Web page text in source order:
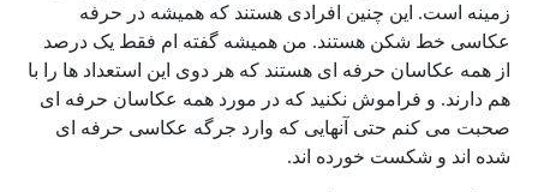
زمینه است. این چنین افرادی هستند که همیشه در حرفه
عکاسی خط شکن هستند. من همیشه گفته ام فقط یک درصد
از همه عکاسان حرفه ای هستند که هر دوی این استعداد ها را با
هم دارند. و فراموش نکنید که در مورد همه عکاسان حرفه ای
صحبت می کنم حتی آنهایی که وارد جرگه عکاسی حرفه ای
شده اند و شکست خورده اند.